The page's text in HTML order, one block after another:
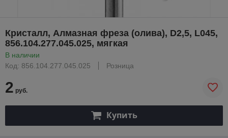
Кристалл, Алмазная фреза (олива), D2,5, L045,
856.104.277.045.025, мягкая
В наличии
Код: 856.104.277.045.025
Розница
2 руб.
Купить